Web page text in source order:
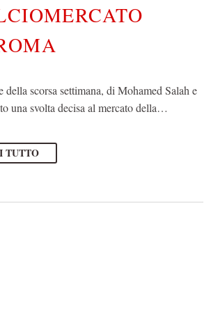
della scorsa settimana, di Mohamed Salah e
una svolta decisa al mercato della…
TUTTO